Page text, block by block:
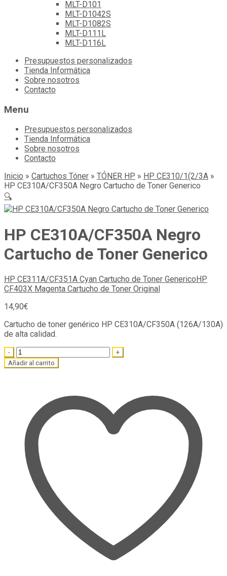
MLT-D101
MLT-D1042S
MLT-D1082S
MLT-D111L
MLT-D116L
Skip
content
Presupuestos personalizados
Tienda Informática
Sobre nosotros
Contacto
Menu
Presupuestos personalizados
Tienda Informática
Sobre nosotros
Contacto
Inicio » Cartuchos Tóner » TÓNER HP » HP CE310/1(2/3A »
HP CE310A/CF350A Negro Cartucho de Toner Generico
🔍
HP CE310A/CF350A Negro
Cartucho de Toner Generico
HP CE311A/CF351A Cyan Cartucho de Toner Generico HP
CF403X Magenta Cartucho de Toner Original
14,90€
Cartucho de toner genérico HP CE310A/CF350A (126A/130A)
de alta calidad.
Quantity
Añadir al carrito